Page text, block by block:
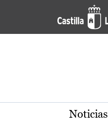
Pasar al contenido principal
Noticias